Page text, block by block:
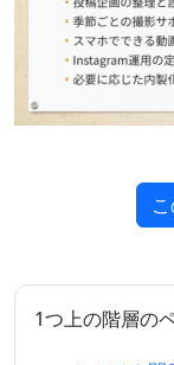
1つ上の階層の